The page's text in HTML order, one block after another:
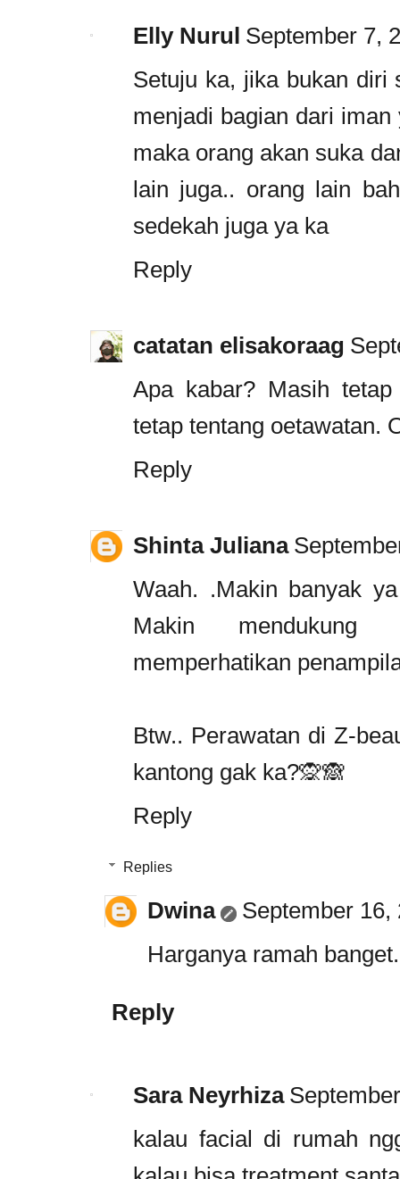
Elly Nurul September 7,
Setuju ka, jika bukan diri
menjadi bagian dari
maka orang akan suka
lain juga.. orang lain
sedekah juga ya ka
Reply
catatan elisakoraag
Apa kabar? Masih
tetap tentang oetawatan.
Reply
Shinta Juliana
Waah. .Makin banyak
Makin mendukung
memperhatikan
Btw.. Perawatan di Z-
kantong gak ka?🙊🙈
Reply
Replies
Dwina
September 16,
Harganya ramah banget.
Reply
Sara Neyrhiza
kalau facial di rumah